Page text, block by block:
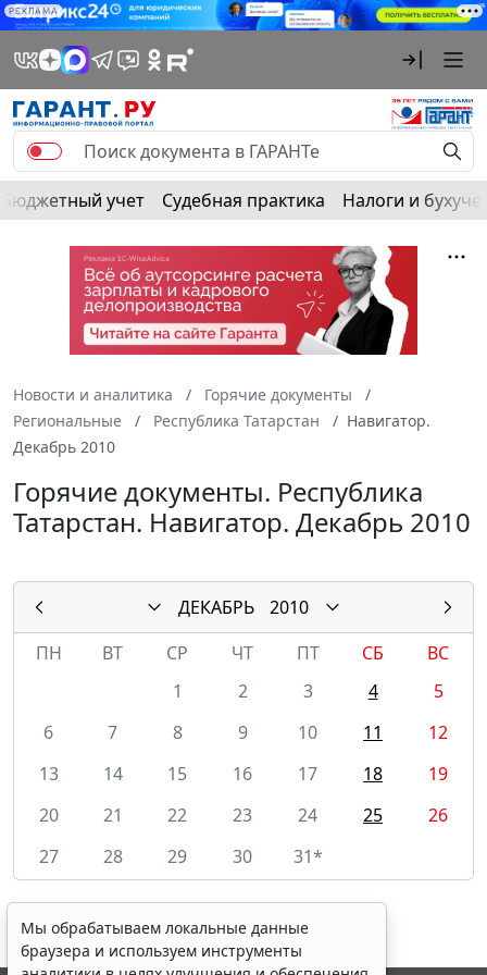
РЕКЛАМА
Бюджетный учет Судебная практика Налоги и
Новости и аналитика
Горячие документы
Региональные
Республика Татарстан
Навигатор.
Декабрь 2010
Горячие документы. Республика
Татарстан. Навигатор. Декабрь 2010
ДЕКАБРЬ
2010
ПН
ВТ СР ЧТ ПТ СБ
ВС
1
2 3 4
5
6
7 8 9 10 11
12
13
14 15 16 17 18
19
20
21 22 23 24 25
26
27
28 29 30 31*
Мы обрабатываем локальные данные
браузера и используем инструменты